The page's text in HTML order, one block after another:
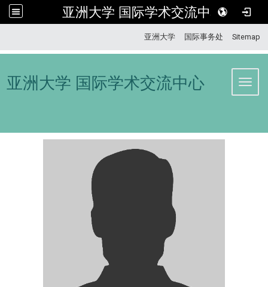
亚洲大学 国际学术交流中心
亚洲大学 国际事务处 Sitemap
亚洲大学 国际学术交流中心